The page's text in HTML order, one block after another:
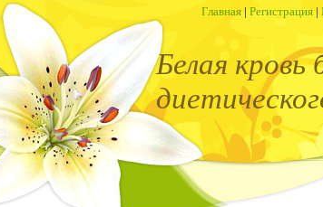
Главная | Регистрация |
Белая